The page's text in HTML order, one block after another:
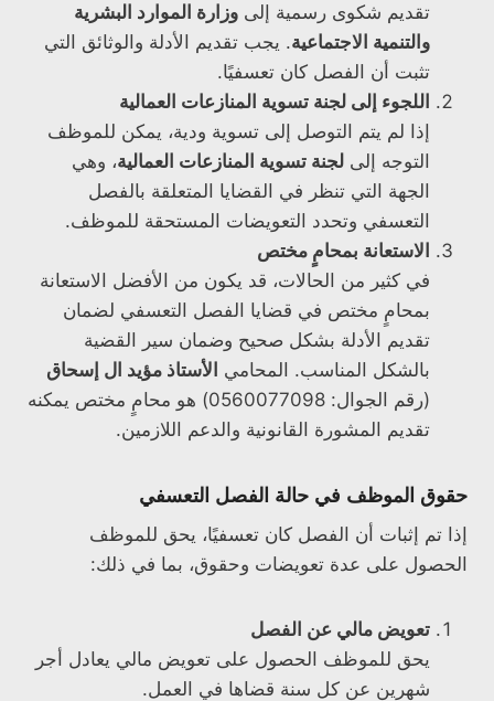
تقديم شكوى رسمية إلى وزارة الموارد البشرية
والتنمية الاجتماعية. يجب تقديم الأدلة والوثائق التي
تثبت أن الفصل كان تعسفيًا.
اللجوء إلى لجنة تسوية المنازعات العمالية
إذا لم يتم التوصل إلى تسوية ودية، يمكن للموظف
التوجه إلى لجنة تسوية المنازعات العمالية، وهي
الجهة التي تنظر في القضايا المتعلقة بالفصل
التعسفي وتحدد التعويضات المستحقة للموظف.
الاستعانة بمحامٍ مختص
في كثير من الحالات، قد يكون من الأفضل الاستعانة
بمحامٍ مختص في قضايا الفصل التعسفي لضمان
تقديم الأدلة بشكل صحيح وضمان سير القضية
بالشكل المناسب. المحامي الأستاذ مؤيد ال إسحاق
(رقم الجوال: 0560077098) هو محامٍ مختص يمكنه
تقديم المشورة القانونية والدعم اللازمين.
حقوق الموظف في حالة الفصل التعسفي
إذا تم إثبات أن الفصل كان تعسفيًا، يحق للموظف
الحصول على عدة تعويضات وحقوق، بما في ذلك:
تعويض مالي عن الفصل
يحق للموظف الحصول على تعويض مالي يعادل أجر
شهرين عن كل سنة قضاها في العمل.